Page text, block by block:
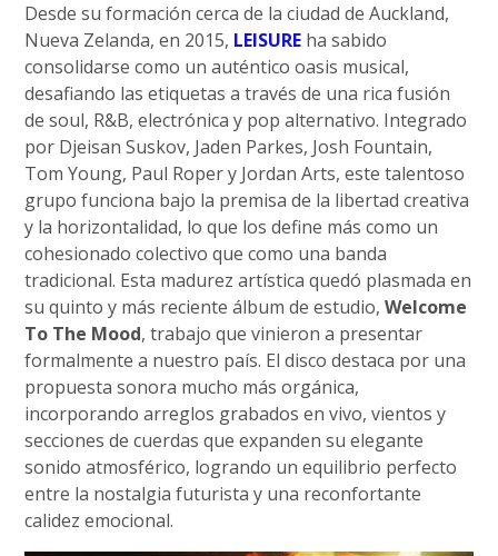
Desde su formación cerca de la ciudad de Auckland,
Nueva Zelanda, en 2015, LEISURE ha sabido
consolidarse como un auténtico oasis musical,
desafiando las etiquetas a través de una rica fusión
de soul, R&B, electrónica y pop alternativo. Integrado
por Djeisan Suskov, Jaden Parkes, Josh Fountain,
Tom Young, Paul Roper y Jordan Arts, este talentoso
grupo funciona bajo la premisa de la libertad creativa
y la horizontalidad, lo que los define más como un
cohesionado colectivo que como una banda
tradicional. Esta madurez artística quedó plasmada en
su quinto y más reciente álbum de estudio,Welcome
To The Mood, trabajo que vinieron a presentar
formalmente a nuestro país. El disco destaca por una
propuesta sonora mucho más orgánica,
incorporando arreglos grabados en vivo, vientos y
secciones de cuerdas que expanden su elegante
sonido atmosférico, logrando un equilibrio perfecto
entre la nostalgia futurista y una reconfortante
calidez emocional.